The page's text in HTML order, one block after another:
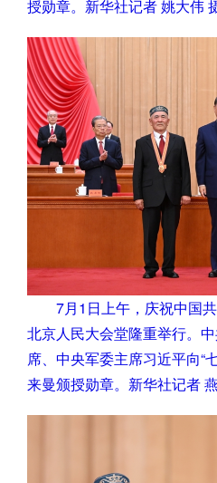
授勋章。新华社记者 姚大伟
7月1日上午，庆祝中国
北京人民大会堂隆重举行。
席、中央军委主席习近平向“
来曼颁授勋章。新华社记者